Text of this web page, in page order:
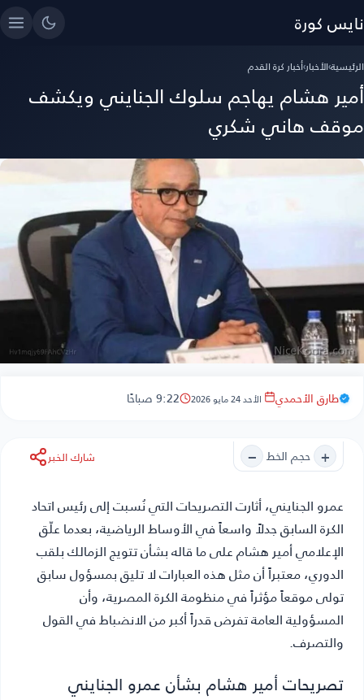
نايس كورة
الرئيسية›الأخبار›أخبار كرة القدم
أمير هشام يهاجم سلوك الجنايني ويكشف
موقف هاني شكري
طارق الأحمدي الأحد 24 مايو 2026 9:22 صباحًا
+ حجم الخط − شارك الخبر
عمرو الجنايني، أثارت التصريحات التي نُسبت إلى رئيس اتحاد
الكرة السابق جدلاً واسعاً في الأوساط الرياضية، بعدما علّق
الإعلامي أمير هشام على ما قاله بشأن تتويج الزمالك بلقب
الدوري، معتبراً أن مثل هذه العبارات لا تليق بمسؤول سابق
تولى موقعاً مؤثراً في منظومة الكرة المصرية، وأن
المسؤولية العامة تفرض قدراً أكبر من الانضباط في القول
والتصرف.
تصريحات أمير هشام بشأن عمرو الجنايني